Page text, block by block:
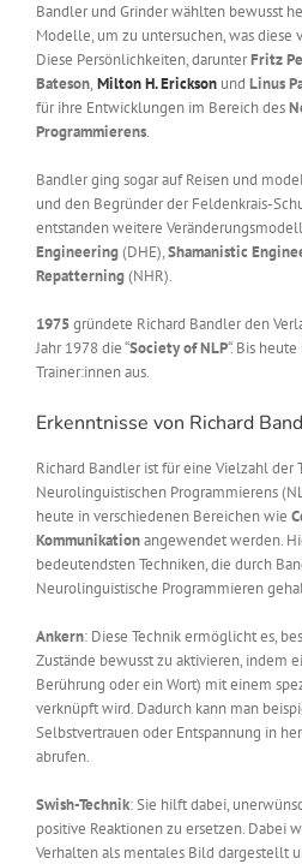
Bandler und Grinder wählten bewusst
Modelle, um zu untersuchen, was diese
Diese Persönlichkeiten, darunterFritz
Bateson, Milton H. Ericksonund Linus
für ihre Entwicklungen im Bereich des
Programmierens.
Bandler ging sogar auf Reisen und
und den Begründer der Feldenkrais-
entstanden weitere
Engineering(DHE),Shamanistic
Repatterning(NHR).
1975gründete Richard Bandler den
Jahr 1978 die “Society of NLP“. Bis
Trainer:innen aus.
Erkenntnisse von Richard
Richard Bandler ist für eine Vielzahl der
Neurolinguistischen Programmierens
heute in verschiedenen Bereichen wie
Kommunikationangewendet werden.
bedeutendsten Techniken, die durch
Neurolinguistische Programmieren
Ankern: Diese Technik ermöglicht es,
Zustände bewusst zu aktivieren, indem
Berührung oder ein Wort) mit einem
verknüpft wird. Dadurch kann man
Selbstvertrauen oder Entspannung in
abrufen.
Swish-Technik: Sie hilft dabei,
positive Reaktionen zu ersetzen. Dabei
Verhalten als mentales Bild dargestellt